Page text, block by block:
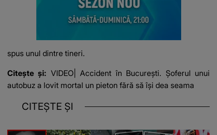
spus unul dintre tineri.
Citește și: VIDEO| Accident în București. Șoferul unui
autobuz a lovit mortal un pieton fără să își dea seama
CITEȘTE ȘI